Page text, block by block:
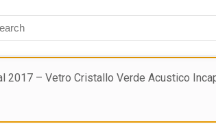
2017 – Vetro Cristallo Verde Acustico